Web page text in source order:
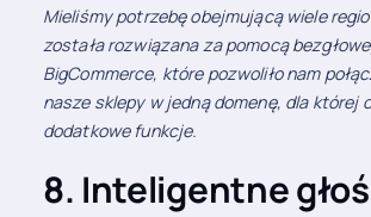
Mieliśmy potrzebę obejmującą wiele
została rozwiązana za pomocą
BigCommerce, które pozwoliło nam
nasze sklepy w jedną domenę, dla której
dodatkowe funkcje.
8. Inteligentne